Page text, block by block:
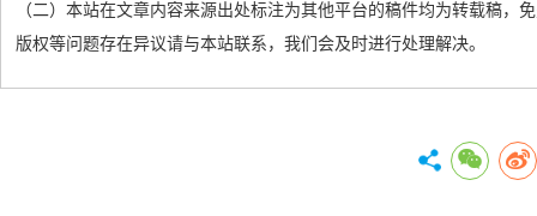
（二）本站在文章内容来源出处标注为其他平台的稿件均为转载稿
版权等问题存在异议请与本站联系，我们会及时进行处理解决。